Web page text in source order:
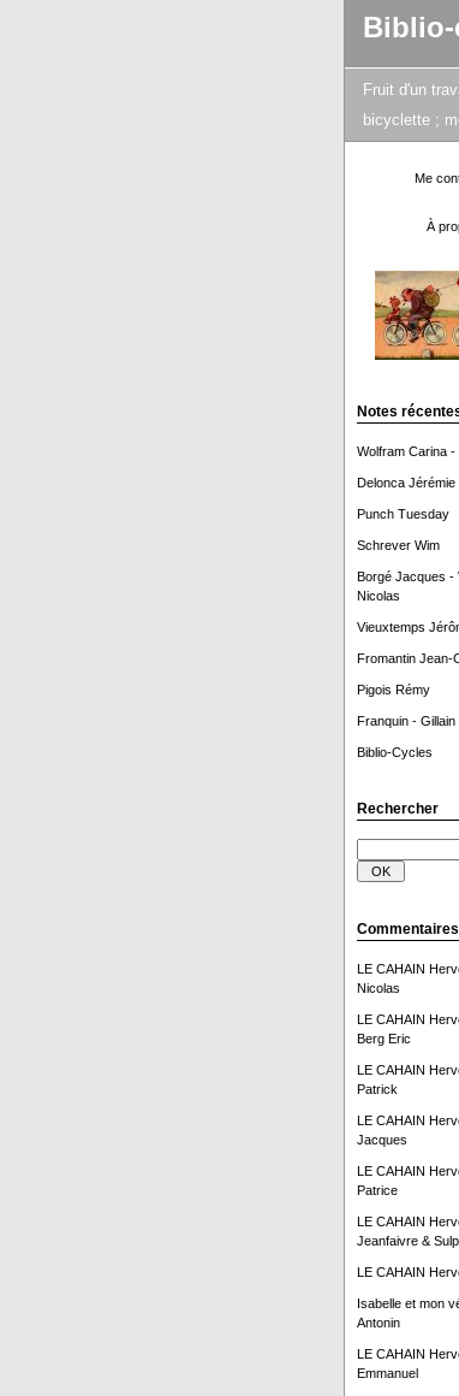
Biblio-
Fruit d'un
bicyclette ;
Me
À
Notes
Wolfram Carina
Delonca Jérémie
Punch Tuesday
Schrever Wim
Borgé Jacques -
Nicolas
Vieuxtemps
Fromantin Jean-
Pigois Rémy
Franquin - Gillain
Biblio-Cycles
Rechercher
LE CAHAIN
Nicolas
LE CAHAIN
Berg Eric
LE CAHAIN
Patrick
LE CAHAIN
Jacques
LE CAHAIN
Patrice
LE CAHAIN
Jeanfaivre &
LE CAHAIN
Isabelle et mon
Antonin
LE CAHAIN
Emmanuel